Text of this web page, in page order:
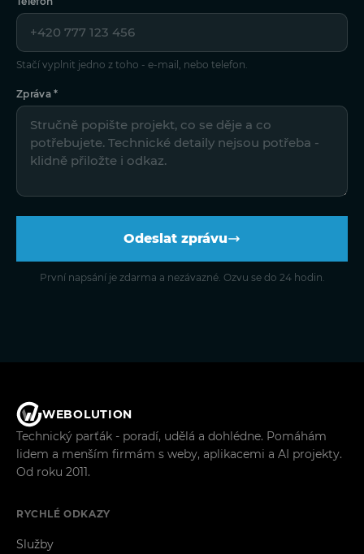
Stačí vyplnit jedno z toho - e-mail, nebo telefon.
Zpráva *
Odeslat zprávu
První napsání je zdarma a nezávazné. Ozvu se do 24 hodin.
WEBOLUTION
Technický parťák - poradí, udělá a dohlédne. Pomáhám
lidem a menším firmám s weby, aplikacemi a AI projekty.
Od roku 2011.
RYCHLÉ ODKAZY
Služby